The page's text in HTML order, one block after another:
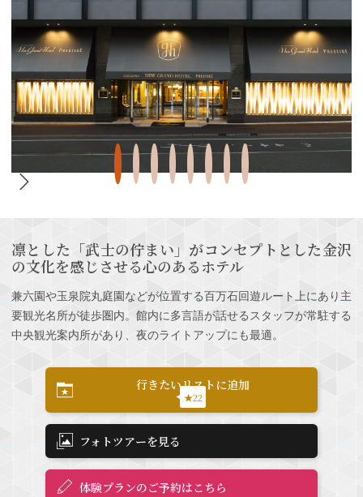
凛とした「武士の佇まい」がコンセプトとした金沢
の文化を感じさせる心のあるホテル
兼六園や玉泉院丸庭園などが位置する百万石回遊ルート上にあり主
要観光名所が徒歩圏内。館内に多言語が話せるスタッフが常駐する
中央観光案内所があり、夜のライトアップにも最適。
行きたいリストに追加
★22
フォトツアーを見る
体験プランのご予約はこちら